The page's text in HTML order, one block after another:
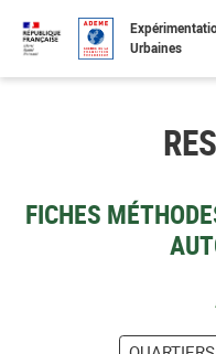
contenu
une
recherche
Urbaines
FICHES